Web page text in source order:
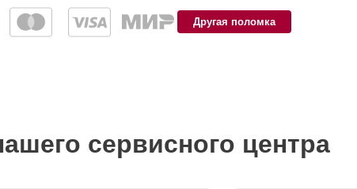
Другая поломка
сервисного центра